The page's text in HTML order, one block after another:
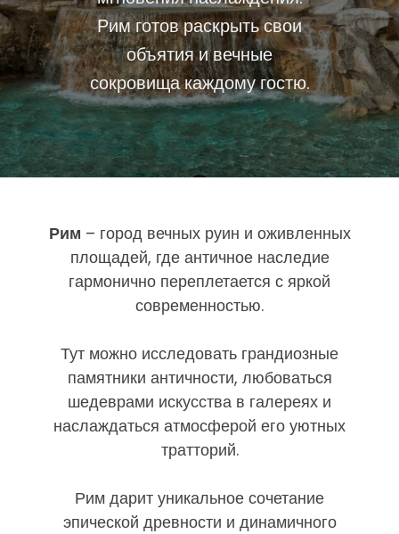
Рим готов раскрыть свои
объятия и вечные
сокровища каждому гостю.
Рим – город вечных руин и оживленных
площадей, где античное наследие
гармонично переплетается с яркой
современностью.
Тут можно исследовать грандиозные
памятники античности, любоваться
шедеврами искусства в галереях и
наслаждаться атмосферой его уютных
тратторий.
Рим дарит уникальное сочетание
эпической древности и динамичного